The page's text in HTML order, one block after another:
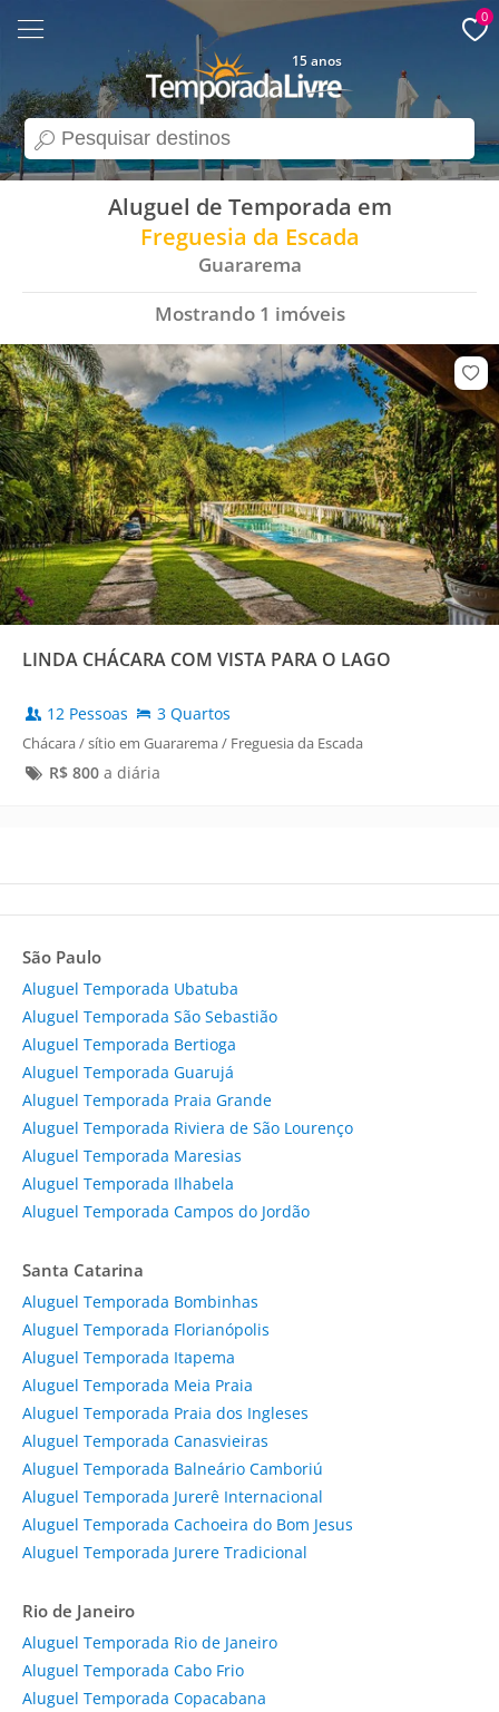
search
15 anos
0
Aluguel de Temporada em
Freguesia da Escada
Guararema
Mostrando 1 imóveis
LINDA CHÁCARA COM VISTA PARA O LAGO
12 Pessoas 3 Quartos
Chácara / sítio em Guararema / Freguesia da Escada
R$ 800a diária
São Paulo
Aluguel Temporada Ubatuba
Aluguel Temporada São Sebastião
Aluguel Temporada Bertioga
Aluguel Temporada Guarujá
Aluguel Temporada Praia Grande
Aluguel Temporada Riviera de São Lourenço
Aluguel Temporada Maresias
Aluguel Temporada Ilhabela
Aluguel Temporada Campos do Jordão
Santa Catarina
Aluguel Temporada Bombinhas
Aluguel Temporada Florianópolis
Aluguel Temporada Itapema
Aluguel Temporada Meia Praia
Aluguel Temporada Praia dos Ingleses
Aluguel Temporada Canasvieiras
Aluguel Temporada Balneário Camboriú
Aluguel Temporada Jurerê Internacional
Aluguel Temporada Cachoeira do Bom Jesus
Aluguel Temporada Jurere Tradicional
Rio de Janeiro
Aluguel Temporada Rio de Janeiro
Aluguel Temporada Cabo Frio
Aluguel Temporada Copacabana